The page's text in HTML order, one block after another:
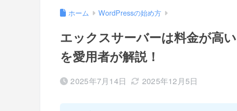
ホーム WordPressの始め方
エックスサーバーは料金が高
を愛用者が解説！
2025年7月14日 2025年12月5日